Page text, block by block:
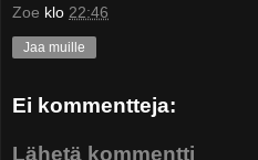
Zoe klo 22:46
Jaa muille
Ei kommentteja:
Lähetä kommentti